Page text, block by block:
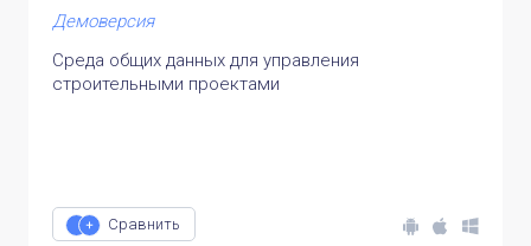
Демоверсия
Среда общих данных для управления
строительными проектами
Сравнить